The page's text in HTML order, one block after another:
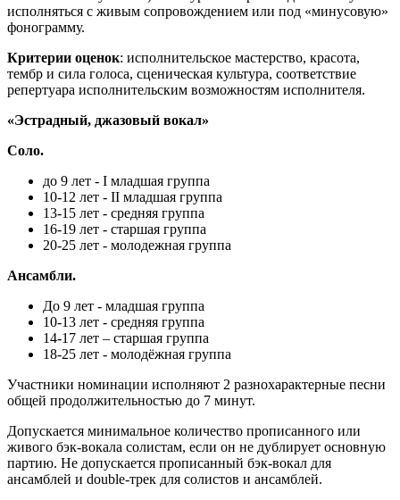
исполняться с живым сопровождением или под «минусовую»
фонограмму.
Критерии оценок: исполнительское мастерство, красота,
тембр и сила голоса, сценическая культура, соответствие
репертуара исполнительским возможностям исполнителя.
«Эстрадный, джазовый вокал»
Соло.
до 9 лет - I младшая группа
10-12 лет - II младшая группа
13-15 лет - средняя группа
16-19 лет - старшая группа
20-25 лет - молодежная группа
Ансамбли.
До 9 лет - младшая группа
10-13 лет - средняя группа
14-17 лет – старшая группа
18-25 лет - молодёжная группа
Участники номинации исполняют 2 разнохарактерные песни
общей продолжительностью до 7 минут.
Допускается минимальное количество прописанного или
живого бэк-вокала солистам, если он не дублирует основную
партию. Не допускается прописанный бэк-вокал для
ансамблей и double-трек для солистов и ансамблей.